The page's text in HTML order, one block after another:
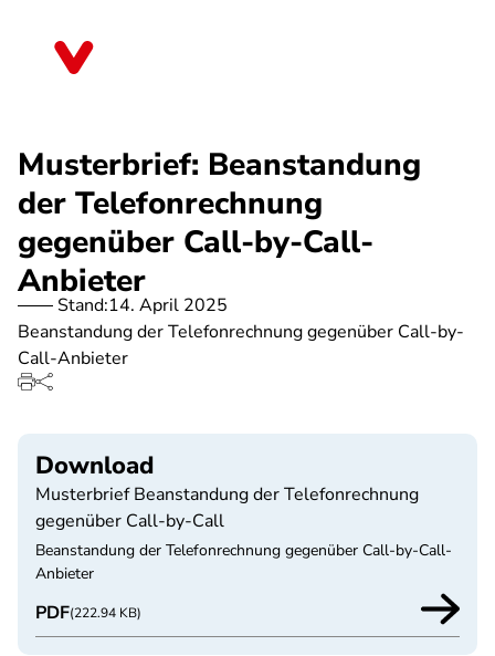
Musterbrief: Beanstandung
der Telefonrechnung
gegenüber Call-by-Call-
Anbieter
Stand:14. April 2025
Beanstandung der Telefonrechnung gegenüber Call-by-
Call-Anbieter
Download
Musterbrief Beanstandung der Telefonrechnung
gegenüber Call-by-Call
Beanstandung der Telefonrechnung gegenüber Call-by-Call-
Anbieter
PDF(222.94 KB)